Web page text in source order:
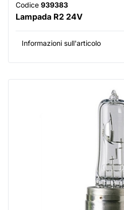
Codice 939383
Lampada R2 24V
Informazioni sull'articolo